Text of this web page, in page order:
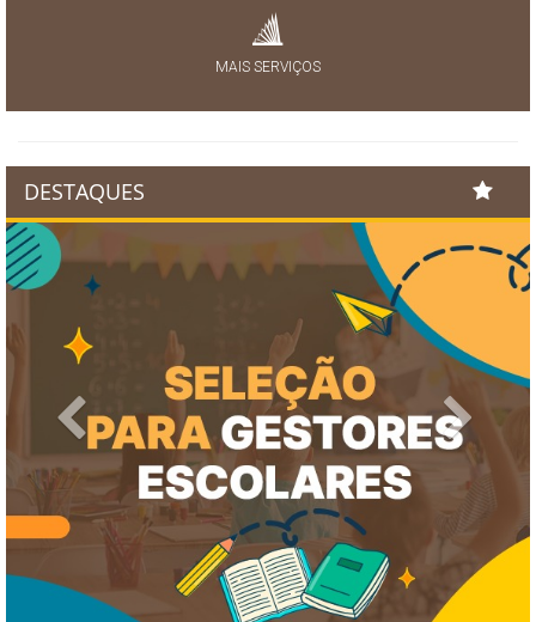
MAIS SERVIÇOS
DESTAQUES
Previous Next